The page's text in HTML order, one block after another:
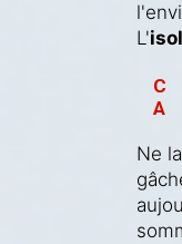
L'
Ne